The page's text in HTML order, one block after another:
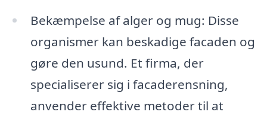
Bekæmpelse af alger og mug: Disse
organismer kan beskadige facaden og
gøre den usund. Et firma, der
specialiserer sig i facaderensning,
anvender effektive metoder til at